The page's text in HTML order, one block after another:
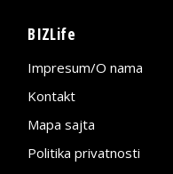
BIZLife
Impresum/O nama
Kontakt
Mapa sajta
Politika privatnosti